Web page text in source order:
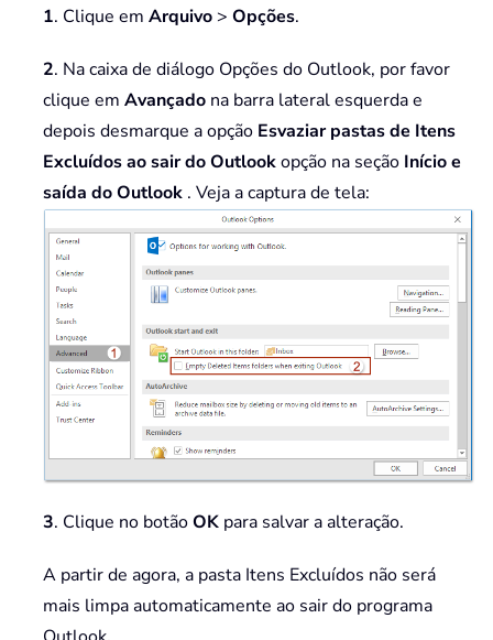
1. Clique em Arquivo > Opções.
2. Na caixa de diálogo Opções do Outlook, por favor
clique em Avançado na barra lateral esquerda e
depois desmarque a opção Esvaziar pastas de Itens
Excluídos ao sair do Outlookopção na seção Início e
saída do Outlook . Veja a captura de tela:
3. Clique no botãoOK para salvar a alteração.
A partir de agora, a pasta Itens Excluídos não será
mais limpa automaticamente ao sair do programa